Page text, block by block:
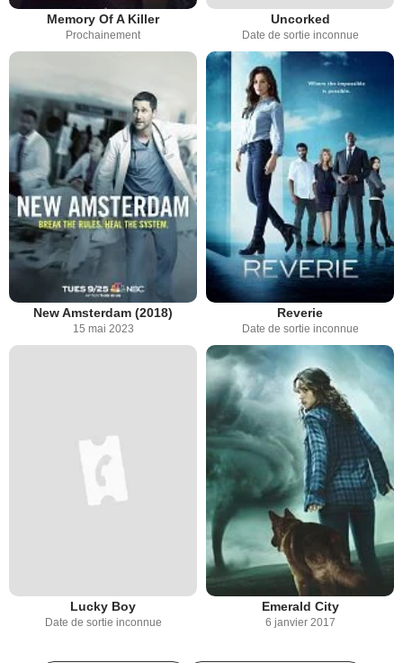
Memory Of A Killer
Prochainement
Uncorked
Date de sortie inconnue
New Amsterdam (2018)
15 mai 2023
Reverie
Date de sortie inconnue
Lucky Boy
Date de sortie inconnue
Emerald City
6 janvier 2017